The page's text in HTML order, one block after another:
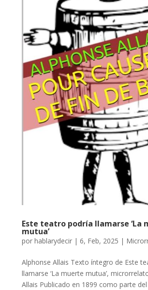
Este teatro podría llamarse ‘La
mutua’
por hablarydecir| 6, Feb, 2025 |
Alphonse Allais Texto íntegro de Este
llamarse ‘La muerte mutua’,
Allais Publicado en 1899 como parte